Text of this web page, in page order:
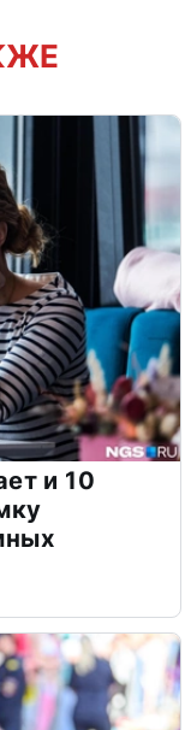
и 10